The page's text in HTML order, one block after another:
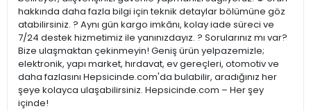
hakkında daha fazla bilgi için teknik detaylar bölümüne göz
atabilirsiniz. ? Aynı gün kargo imkânı, kolay iade süreci ve
7/24 destek hizmetimiz ile yanınızdayız. ? Sorularınız mı var?
Bize ulaşmaktan çekinmeyin! Geniş ürün yelpazemizle;
elektronik, yapı market, hırdavat, ev gereçleri, otomotiv ve
daha fazlasını Hepsicinde.com'da bulabilir, aradığınız her
şeye kolayca ulaşabilirsiniz. Hepsicinde.com – Her şey
içinde!